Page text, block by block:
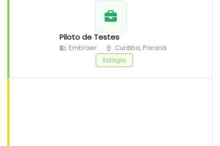
Piloto de Testes
Embraer Curitiba, Paraná
Estágio